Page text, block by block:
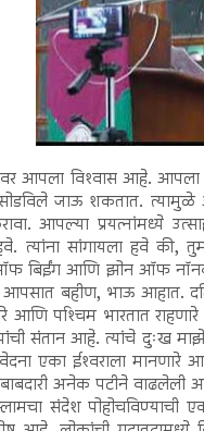
आपला विश्‍वास आहे. आपला
सोडविले जाऊ शकतात.
आपल्या
हवे. त्यांना सांगायला हवे
बिईंग आणि झोन ऑफ
बहीण, भाऊ आहात.
आणि पश्‍चिम भारतात
संतान आहे. त्यांचे दुःख माझे
एका ईश्‍वराला मानणारे
अनेक पटीने वाढलेली
इस्लामचा संदेश